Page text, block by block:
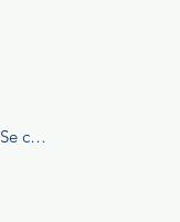
Se connecter